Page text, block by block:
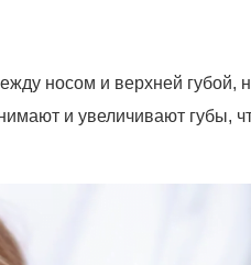
носом и верхней губой,
и увеличивают губы,